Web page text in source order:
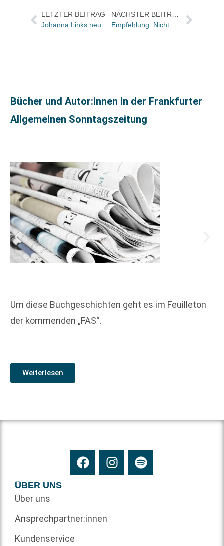
LETZTER BEITRAG
Bücher und Autor:innen in der Frankfurter
Allgemeinen Sonntagszeitung
Um diese Buchgeschichten geht es im Feuilleton
der kommenden „FAS“.
Weiterlesen
ÜBER UNS
Über uns
Ansprechpartner:innen
Kundenservice